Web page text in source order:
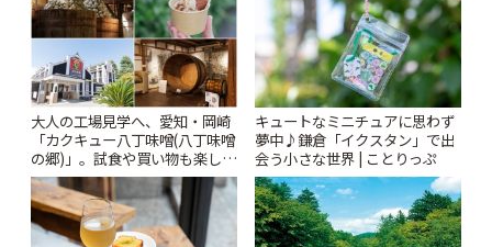
大人の工場見学へ、愛知・岡崎
「カクキュー八丁味噌(八丁味噌
の郷)」。試食や買い物も楽しみ
♪ | ことりっぷ
キュートなミニチュアに思わず
夢中♪鎌倉「イクスタン」で出
会う小さな世界 | ことりっぷ